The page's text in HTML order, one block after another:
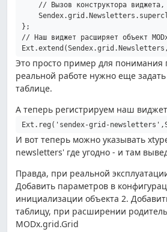
// Вызов конструктора
};
// Наш виджет расширяет объект
Это просто пример для
реальной работе нужно еще
таблице.
А теперь регистрируем наш
Ext.reg('sendex-grid-
И вот теперь можно указывать
newsletters' где угодно - и там
Правда, при реальной
Добавить параметров в
инициализации объекта 2.
таблицу, при расширении
MODx.grid.Grid